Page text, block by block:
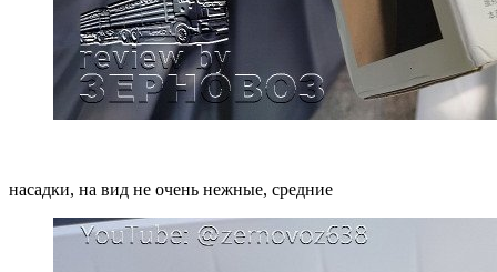
насадки, на вид не очень нежные, средние